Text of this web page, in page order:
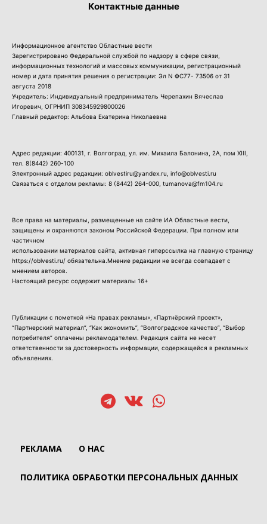
Контактные данные
Информационное агентство Областные вести
Зарегистрировано Федеральной службой по надзору в сфере связи,
информационных технологий и массовых коммуникации, регистрационный
номер и дата принятия решения о регистрации: Эл N ФС77- 73506 от 31
августа 2018
Учредитель: Индивидуальный предприниматель Черепахин Вячеслав
Игоревич, ОГРНИП 308345929800026
Главный редактор: Альбова Екатерина Николаевна
Адрес редакции: 400131, г. Волгоград, ул. им. Михаила Балонина, 2А, пом XIII,
тел. 8(8442) 260-100
Электронный адрес редакции: oblvestiru@yandex.ru, info@oblvesti.ru
Связаться с отделом рекламы: 8 (8442) 264-000 , tumanova@fm104.ru
Все права на материалы, размещенные на сайте ИА Областные вести,
защищены и охраняются законом Российской Федерации. При полном или
частичном
использовании материалов сайта, активная гиперссылка на главную страницу
https://oblvesti.ru/ обязательна.Мнение редакции не всегда совпадает с
мнением авторов.
Настоящий ресурс содержит материалы 16+
Публикации с пометкой «На правах рекламы», «Партнёрский проект»,
“Партнерский материал”, “Как экономить”, “Волгоградское качество”, “Выбор
потребителя” оплачены рекламодателем. Редакция сайта не несет
ответственности за достоверность информации, содержащейся в рекламных
объявлениях.
РЕКЛАМА О НАС
ПОЛИТИКА ОБРАБОТКИ ПЕРСОНАЛЬНЫХ ДАННЫХ